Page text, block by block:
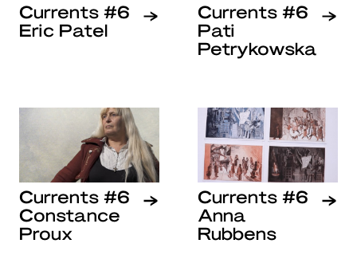
Currents #6
Eric Patel
Currents #6
Pati
Petrykowska
Currents #6
Constance
Proux
Currents #6
Anna
Rubbens